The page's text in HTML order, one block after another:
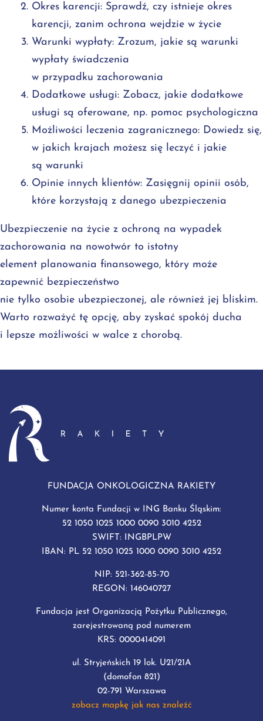
Okres karencji: Sprawdź, czy istnieje okres
karencji, zanim ochrona wejdzie w życie
Warunki wypłaty: Zrozum, jakie są warunki
wypłaty świadczenia
w przypadku zachorowania
Dodatkowe usługi: Zobacz, jakie dodatkowe
usługi są oferowane, np. pomoc psychologiczna
Możliwości leczenia zagranicznego: Dowiedz się,
w jakich krajach możesz się leczyć i jakie
są warunki
Opinie innych klientów: Zasięgnij opinii osób,
które korzystają z danego ubezpieczenia
Ubezpieczenie na życie z ochroną na wypadek
zachorowania na nowotwór to istotny
element planowania finansowego, który może
zapewnić bezpieczeństwo
nie tylko osobie ubezpieczonej, ale również jej bliskim.
Warto rozważyć tę opcję, aby zyskać spokój ducha
i lepsze możliwości w walce z chorobą.
FUNDACJA ONKOLOGICZNA RAKIETY
Numer konta Fundacji w ING Banku Śląskim:
52 1050 1025 1000 0090 3010 4252
SWIFT: INGBPLPW
IBAN: PL 52 1050 1025 1000 0090 3010 4252
NIP: 521-362-85-70
REGON: 146040727
Fundacja jest Organizacją Pożytku Publicznego,
zarejestrowaną pod numerem
KRS: 0000414091
ul. Stryjeńskich 19 lok. U21/21A
(domofon 821)
02-791 Warszawa
zobacz mapkę jak nas znaleźć